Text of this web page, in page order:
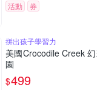
活動 券
拼出孩子學習力
美國Crocodile Creek
園
$499